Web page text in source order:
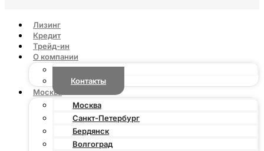
Лизинг
Кредит
Трейд-ин
О компании
Новости
Контакты
Москва
Москва
Санкт-Петербург
Бердянск
Волгоград